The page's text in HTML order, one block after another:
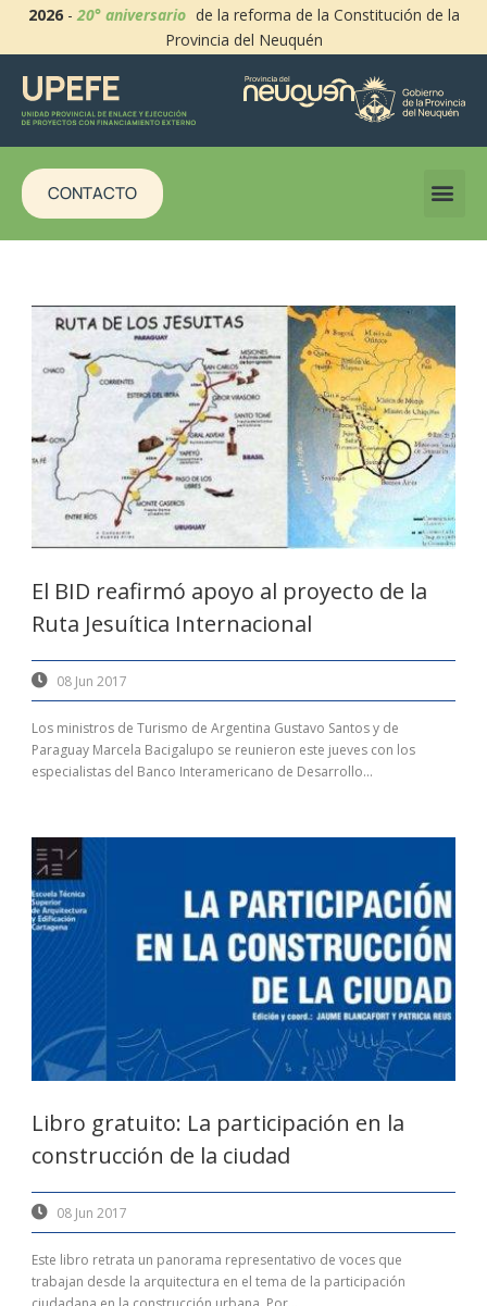
2026-20° aniversario de la reforma de la Constitución de la
Provincia del Neuquén
CONTACTO
El BID reafirmó apoyo al proyecto de la
Ruta Jesuítica Internacional
08 Jun 2017
Los ministros de Turismo de Argentina Gustavo Santos y de
Paraguay Marcela Bacigalupo se reunieron este jueves con los
especialistas del Banco Interamericano de Desarrollo...
Libro gratuito: La participación en la
construcción de la ciudad
08 Jun 2017
Este libro retrata un panorama representativo de voces que
trabajan desde la arquitectura en el tema de la participación